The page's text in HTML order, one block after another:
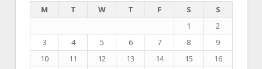
M
T W T F S
S
1
2
3
4 5 6 7 8
9
10
11 12 13 14 15
16